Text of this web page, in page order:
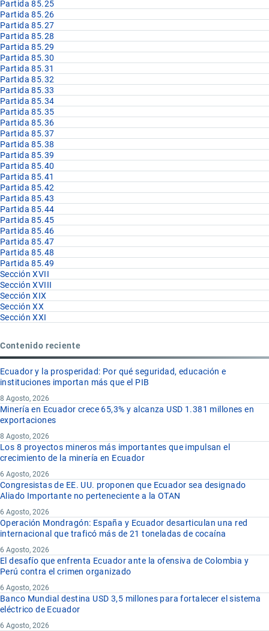
Partida 85.25
Partida 85.26
Partida 85.27
Partida 85.28
Partida 85.29
Partida 85.30
Partida 85.31
Partida 85.32
Partida 85.33
Partida 85.34
Partida 85.35
Partida 85.36
Partida 85.37
Partida 85.38
Partida 85.39
Partida 85.40
Partida 85.41
Partida 85.42
Partida 85.43
Partida 85.44
Partida 85.45
Partida 85.46
Partida 85.47
Partida 85.48
Partida 85.49
Sección XVII
Sección XVIII
Sección XIX
Sección XX
Sección XXI
Contenido reciente
Ecuador y la prosperidad: Por qué seguridad, educación e
instituciones importan más que el PIB
8 Agosto, 2026
Minería en Ecuador crece 65,3% y alcanza USD 1.381 millones en
exportaciones
8 Agosto, 2026
Los 8 proyectos mineros más importantes que impulsan el
crecimiento de la minería en Ecuador
6 Agosto, 2026
Congresistas de EE. UU. proponen que Ecuador sea designado
Aliado Importante no perteneciente a la OTAN
6 Agosto, 2026
Operación Mondragón: España y Ecuador desarticulan una red
internacional que traficó más de 21 toneladas de cocaína
6 Agosto, 2026
El desafío que enfrenta Ecuador ante la ofensiva de Colombia y
Perú contra el crimen organizado
6 Agosto, 2026
Banco Mundial destina USD 3,5 millones para fortalecer el sistema
eléctrico de Ecuador
6 Agosto, 2026